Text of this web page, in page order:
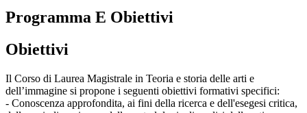
Programma E Obiettivi
Obiettivi
Il Corso di Laurea Magistrale in Teoria e storia delle arti e
dell’immagine si propone i seguenti obiettivi formativi specifici:
- Conoscenza approfondita, ai fini della ricerca e dell'esegesi critica,